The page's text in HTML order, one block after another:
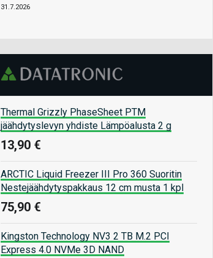
31.7.2026
Thermal Grizzly PhaseSheet PTM
jäähdytyslevyn yhdiste Lämpöalusta 2 g
13,90 €
ARCTIC Liquid Freezer III Pro 360 Suoritin
Nestejäähdytyspakkaus 12 cm musta 1 kpl
75,90 €
Kingston Technology NV3 2 TB M.2 PCI
Express 4.0 NVMe 3D NAND